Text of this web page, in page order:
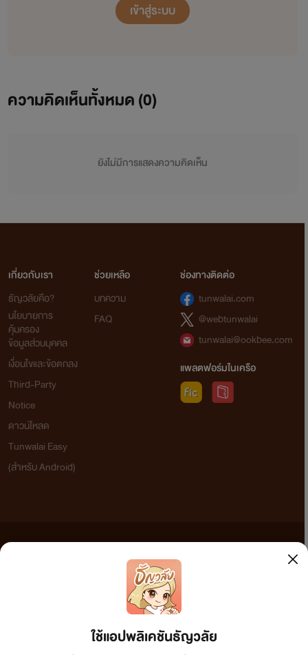
เข้าสู่ระบบ
ความคิดเห็นทั้งหมด (0)
ยังไม่มีการแสดงความคิดเห็น
ใช้แอปพลิเคชันธัญวลัย
เกี่ยวกับเรา
ธัญวลัยคือ?
นโยบายการ
คุ้มครอง
ข้อมูลส่วนบุคคล
เงื่อนไขและข้อตกลง
Third-Party
Notice
ดาวน์โหลด
Tunwalai Easy
(สำหรับ Android)
ช่วยเหลือ
บทความ
FAQ
ช่องทางติดต่อ
tunwalai.com
@webtunwalai
tunwalai@ookbee.com
แพลตฟอร์มในเครือ
เว็บไซต์แห่งนี้ไม่ได้เห็นด้วยและไม่ขอรับผิดชอบต่อข้อความใดๆ ทั้งสิ้น ดังนั้นผู้อ่านทุกท่านโปรดใช้
วิจารณญาณในการกลั่นกรองด้วยตนเอง และหากท่านพบข้อความใดๆ ที่ขัดต่อกฎหมายและศีลธรรม
กรุณาแจ้งมาที่ tunwalai@ookbee.com เพื่อทีมงานจะได้ดำเนินการในทันที ทั้งนี้ ทางเว็บไซต์ขอสงวน
ลิขสิทธิ์ตามพระราชบัญญัติลิขสิทธิ์ (ฉบับเพิ่มเติม) พ.ศ.2558